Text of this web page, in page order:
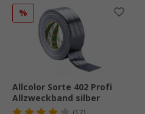
%
Allcolor Sorte 402 Profi
Allzweckband silber